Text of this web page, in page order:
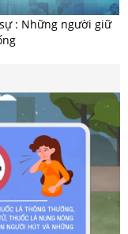
: Những người giữ